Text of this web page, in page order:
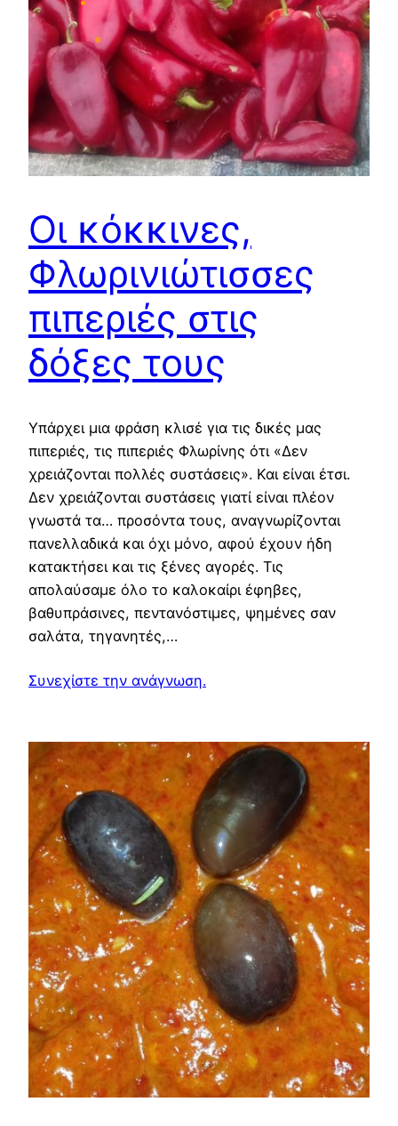
•
•
•
Οι κόκκινες,
Φλωρινιώτισσες
πιπεριές στις
δόξες τους
Υπάρχει μια φράση κλισέ για τις δικές μας
πιπεριές, τις πιπεριές Φλωρίνης ότι «Δεν
χρειάζονται πολλές συστάσεις». Και είναι έτσι.
Δεν χρειάζονται συστάσεις γιατί είναι πλέον
γνωστά τα… προσόντα τους, αναγνωρίζονται
πανελλαδικά και όχι μόνο, αφού έχουν ήδη
κατακτήσει και τις ξένες αγορές. Τις
απολαύσαμε όλο το καλοκαίρι έφηβες,
βαθυπράσινες, πεντανόστιμες, ψημένες σαν
σαλάτα, τηγανητές,…
Συνεχίστε την ανάγνωση.